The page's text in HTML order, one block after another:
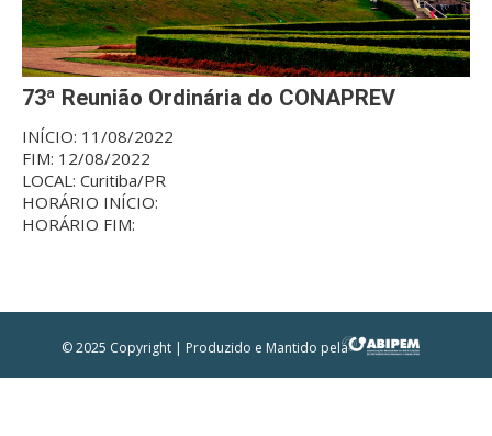
73ª Reunião Ordinária do CONAPREV
INÍCIO: 11/08/2022
FIM: 12/08/2022
LOCAL: Curitiba/PR
HORÁRIO INÍCIO:
HORÁRIO FIM:
© 2025 Copyright | Produzido e Mantido pela